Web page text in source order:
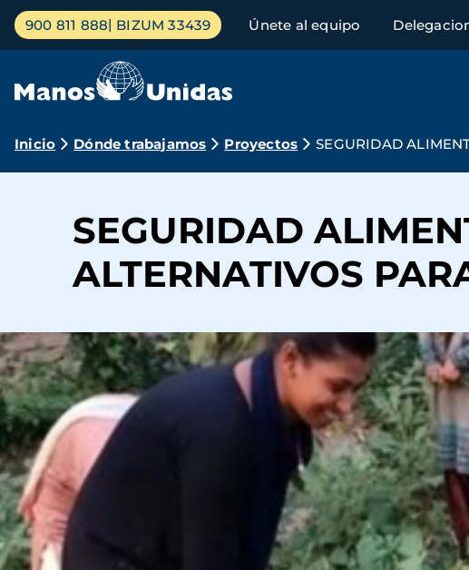
Pasar
contenido
Menú
principal
900 811 888 BIZUM 33439 Únete al equipo
Ruta
navegación
Inicio Dónde trabajamos Proyectos SEGURIDAD
SEGURIDAD
ALTERNATIVOS